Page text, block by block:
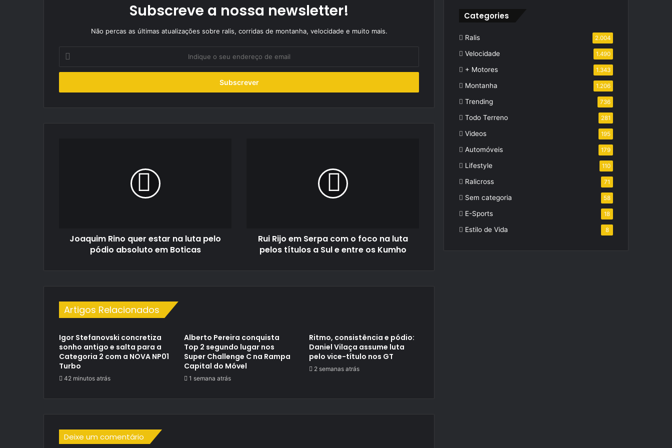
Subscreve a nossa newsletter!
Não percas as últimas atualizações sobre ralis, corridas de montanha, velocidade e muito mais.
seu
de
Joaquim Rino quer estar na luta pelo
pódio absoluto em Boticas
pelos
títulos
Rui Rijo em Serpa com o foco na luta
pelos títulos a Sul e entre os Kumho
Artigos Relacionados
Igor Stefanovski concretiza
sonho antigo e salta para a
Categoria 2 com a NOVA NP01
Turbo
42 minutos atrás
Alberto Pereira conquista
Top 2 segundo lugar nos
Super Challenge C na Rampa
Capital do Móvel
1 semana atrás
Ritmo, consistência e pódio:
Daniel Vilaça assume luta
pelo vice-título nos GT
2 semanas atrás
Deixe um comentário
Categories
Ralis 2.004
Velocidade 1.490
+ Motores 1.343
Montanha 1.206
Trending 736
Todo Terreno 281
Videos 195
Automóveis 179
Lifestyle 110
Ralicross 71
Sem categoria 58
E-Sports 18
Estilo de Vida 8